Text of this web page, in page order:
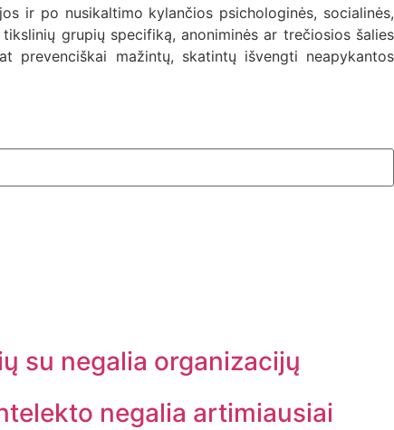
ir po nusikaltimo kylančios psichologinės, socialinės,
grupių specifiką, anoniminės ar trečiosios šalies
prevenciškai mažintų, skatintų išvengti neapykantos
su negalia organizacijų
negalia artimiausiai